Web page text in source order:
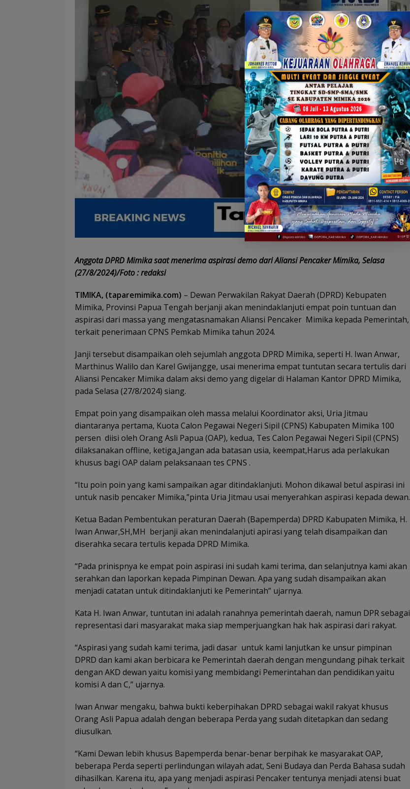
Anggota DPRD Mimika saat menerima aspirasi demo dari Aliansi Pencaker Mimika, Selasa
(27/8/2024)/Foto : redaksi
TIMIKA, (taparemimika.com) – Dewan Perwakilan Rakyat Daerah (DPRD) Kebupaten
Mimika, Provinsi Papua Tengah berjanji akan menindaklanjuti empat poin tuntuan dan
aspirasi dari massa yang mengatasnamakan Aliansi Pencaker Mimika kepada Pemerintah,
terkait penerimaan CPNS Pemkab Mimika tahun 2024.
Janji tersebut disampaikan oleh sejumlah anggota DPRD Mimika, seperti H. Iwan Anwar,
Marthinus Walilo dan Karel Gwijangge, usai menerima empat tuntutan secara tertulis dari
Aliansi Pencaker Mimika dalam aksi demo yang digelar di Halaman Kantor DPRD Mimika,
pada Selasa (27/8/2024) siang.
Empat poin yang disampaikan oleh massa melalui Koordinator aksi, Uria Jitmau
diantaranya pertama, Kuota Calon Pegawai Negeri Sipil (CPNS) Kabupaten Mimika 100
persen diisi oleh Orang Asli Papua (OAP), kedua, Tes Calon Pegawai Negeri Sipil (CPNS)
dilaksanakan offline, ketiga,Jangan ada batasan usia, keempat,Harus ada perlakukan
khusus bagi OAP dalam pelaksanaan tes CPNS .
“Itu poin poin yang kami sampaikan agar ditindaklanjuti. Mohon dikawal betul aspirasi ini
untuk nasib pencaker Mimika,”pinta Uria Jitmau usai menyerahkan aspirasi kepada dewan.
Ketua Badan Pembentukan peraturan Daerah (Bapemperda) DPRD Kabupaten Mimika, H.
Iwan Anwar,SH,MH berjanji akan menindalanjuti apirasi yang telah disampaikan dan
diserahka secara tertulis kepada DPRD Mimika.
“Pada prinispnya ke empat poin aspirasi ini sudah kami terima, dan selanjutnya kami akan
serahkan dan laporkan kepada Pimpinan Dewan. Apa yang sudah disampaikan akan
menjadi catatan untuk ditindaklanjuti ke Pemerintah” ujarnya.
Kata H. Iwan Anwar, tuntutan ini adalah ranahnya pemerintah daerah, namun DPR sebagai
representasi dari masyarakat maka siap memperjuangkan hak hak aspirasi dari rakyat.
“Aspirasi yang sudah kami terima, jadi dasar untuk kami lanjutkan ke unsur pimpinan
DPRD dan kami akan berbicara ke Pemerintah daerah dengan mengundang pihak terkait
dengan AKD dewan yaitu komisi yang membidangi Pemerintahan dan pendidikan yaitu
komisi A dan C,” ujarnya.
Iwan Anwar mengaku, bahwa bukti keberpihakan DPRD sebagai wakil rakyat khusus
Orang Asli Papua adalah dengan beberapa Perda yang sudah ditetapkan dan sedang
diusulkan.
“Kami Dewan lebih khusus Bapemperda benar-benar berpihak ke masyarakat OAP,
beberapa Perda seperti perlindungan wilayah adat, Seni Budaya dan Perda Bahasa sudah
dihasilkan. Karena itu, apa yang menjadi aspirasi Pencaker tentunya menjadi atensi buat